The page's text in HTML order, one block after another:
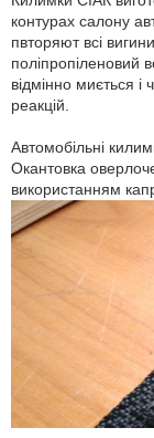
контурах салону
пвторяют всі
поліпропіленовий
відмінно миється і
реакцій.
Автомобільні
Окантовка
використанням